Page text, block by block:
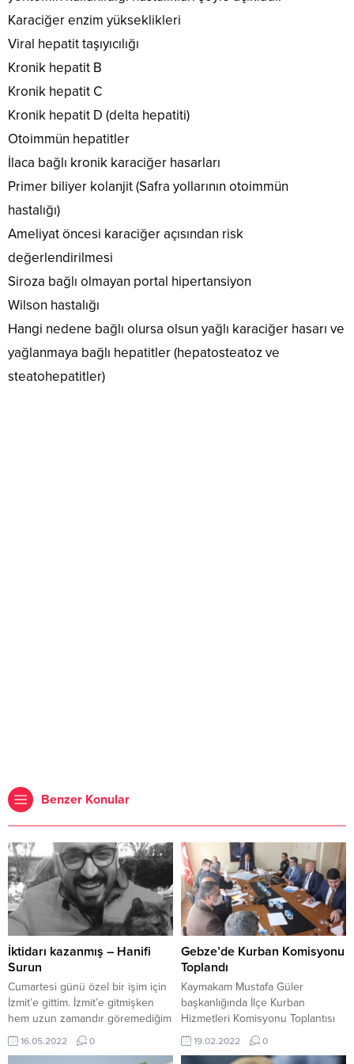
Karaciğer enzim yükseklikleri
Viral hepatit taşıyıcılığı
Kronik hepatit B
Kronik hepatit C
Kronik hepatit D (delta hepatiti)
Otoimmün hepatitler
İlaca bağlı kronik karaciğer hasarları
Primer biliyer kolanjit (Safra yollarının otoimmün
hastalığı)
Ameliyat öncesi karaciğer açısından risk
değerlendirilmesi
Siroza bağlı olmayan portal hipertansiyon
Wilson hastalığı
Hangi nedene bağlı olursa olsun yağlı karaciğer hasarı ve
yağlanmaya bağlı hepatitler (hepatosteatoz ve
steatohepatitler)
Benzer Konular
İktidarı kazanmış – Hanifi
Surun
Cumartesi günü özel bir işim için
İzmit’e gittim. İzmit’e gitmişken
hem uzun zamandır göremediğim
birkaç meslektaşımı ziyaret ettim
hem de CHP Kocaeli İl
16.05.2022 0
Gebze’de Kurban Komisyonu
Toplandı
Kaymakam Mustafa Güler
başkanlığında İlçe Kurban
Hizmetleri Komisyonu Toplantısı
Kaymakamlık Toplantı odasında
gerçekleştirildi. 2022 Yılı Kurban
19.02.2022 0